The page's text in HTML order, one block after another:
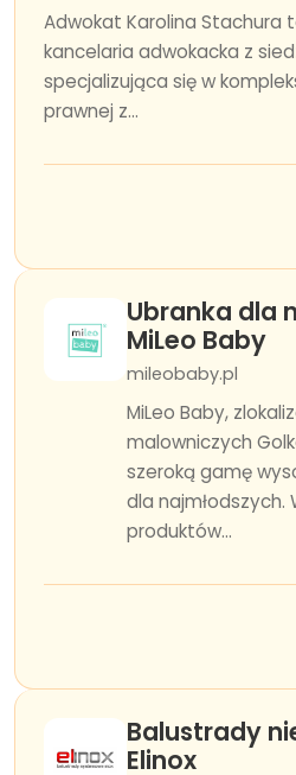
Adwokat Karolina Stachura
kancelaria adwokacka z
specjalizująca się w
prawnej z...
Ubranka dla
MiLeo Baby
mileobaby.pl
MiLeo Baby,
malowniczych
szeroką gamę
dla najmłodszych.
produktów...
Balustrady
Elinox